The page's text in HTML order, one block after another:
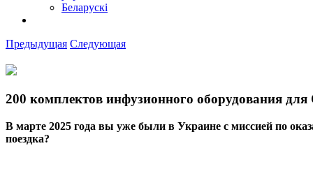
Беларускі
Предыдущая Следующая
200 комплектов инфузионного оборудования
В марте 2025 года вы уже были в Украине с миссией по
поездка?